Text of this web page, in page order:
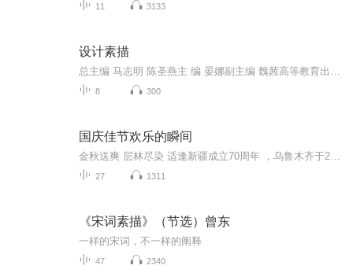
11 3133
设计素描
8 300
国庆佳节欢乐的瞬间
27 1311
《宋词素描》（节选）曾东
一样的宋词，不一样的阐释
47 2340